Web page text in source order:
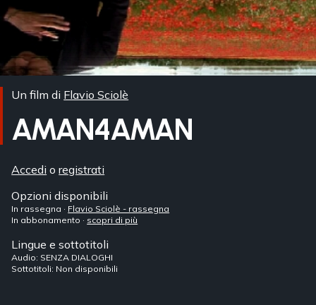
Un film di Flavio Sciolè
AMAN4AMAN
Accedi oregistrati
Opzioni disponibili
In rassegna · Flavio Sciolè - rassegna
In abbonamento · scopri di più
Lingue e sottotitoli
Audio: SENZA DIALOGHI
Sottotitoli: Non disponibili